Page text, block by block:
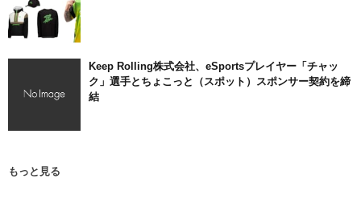
Keep Rolling株式会社、eSportsプレイヤー「チャッ
ク」選手とちょこっと（スポット）スポンサー契約を締
結
もっと見る